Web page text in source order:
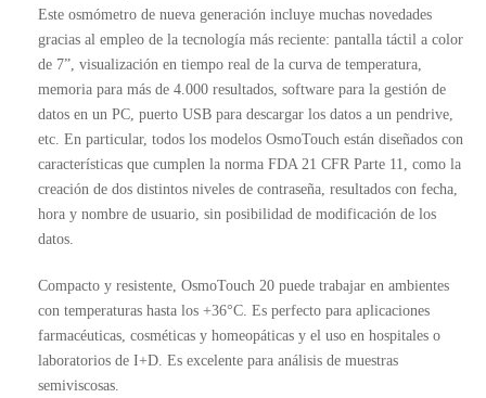
Este osmómetro de nueva generación incluye muchas novedades
gracias al empleo de la tecnología más reciente: pantalla táctil a color
de 7”, visualización en tiempo real de la curva de temperatura,
memoria para más de 4.000 resultados, software para la gestión de
datos en un PC, puerto USB para descargar los datos a un pendrive,
etc. En particular, todos los modelos OsmoTouch están diseñados con
características que cumplen la norma FDA 21 CFR Parte 11, como la
creación de dos distintos niveles de contraseña, resultados con fecha,
hora y nombre de usuario, sin posibilidad de modificación de los
datos.
Compacto y resistente, OsmoTouch 20 puede trabajar en ambientes
con temperaturas hasta los +36°C. Es perfecto para aplicaciones
farmacéuticas, cosméticas y homeopáticas y el uso en hospitales o
laboratorios de I+D. Es excelente para análisis de muestras
semiviscosas.